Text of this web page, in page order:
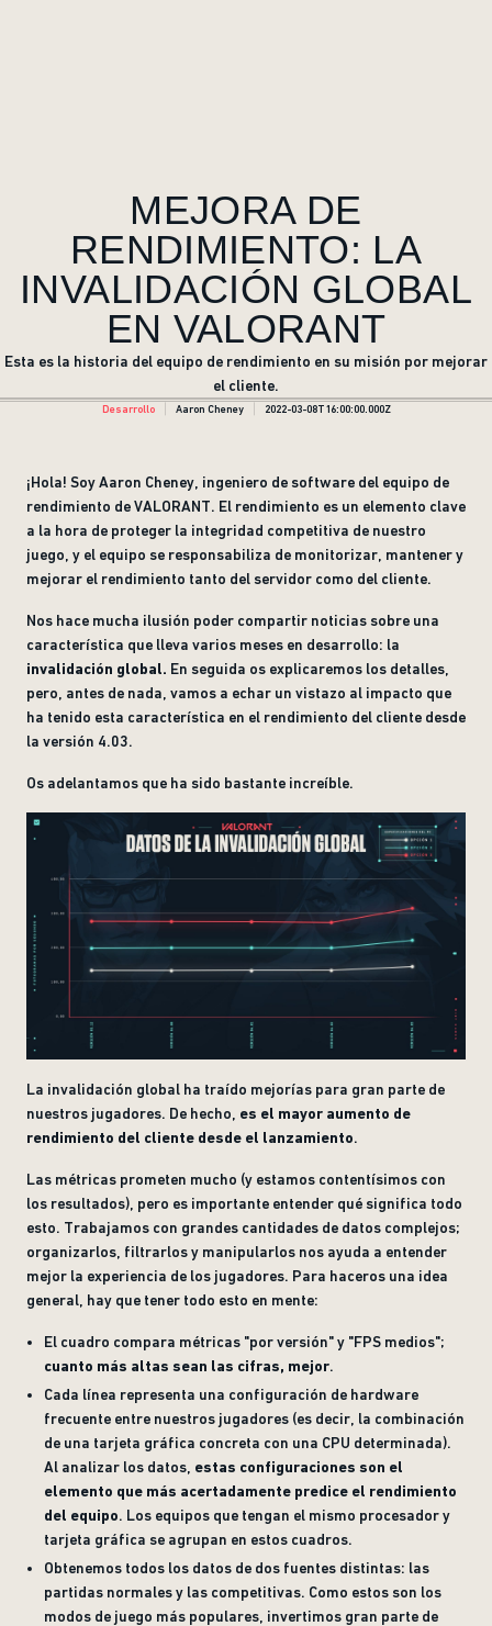
MEJORA DE
RENDIMIENTO: LA
INVALIDACIÓN GLOBAL
EN VALORANT
Esta es la historia del equipo de rendimiento en su misión por mejorar
el cliente.
Desarrollo Aaron Cheney 2022-03-08T16:00:00.000Z
¡Hola! Soy Aaron Cheney, ingeniero de software del equipo de
rendimiento de VALORANT. El rendimiento es un elemento clave
a la hora de proteger la integridad competitiva de nuestro
juego, y el equipo se responsabiliza de monitorizar, mantener y
mejorar el rendimiento tanto del servidor como del cliente.
Nos hace mucha ilusión poder compartir noticias sobre una
característica que lleva varios meses en desarrollo: la
invalidación global. En seguida os explicaremos los detalles,
pero, antes de nada, vamos a echar un vistazo al impacto que
ha tenido esta característica en el rendimiento del cliente desde
la versión 4.03.
Os adelantamos que ha sido bastante increíble.
La invalidación global ha traído mejorías para gran parte de
nuestros jugadores. De hecho, es el mayor aumento de
rendimiento del cliente desde el lanzamiento.
Las métricas prometen mucho (y estamos contentísimos con
los resultados), pero es importante entender qué significa todo
esto. Trabajamos con grandes cantidades de datos complejos;
organizarlos, filtrarlos y manipularlos nos ayuda a entender
mejor la experiencia de los jugadores. Para haceros una idea
general, hay que tener todo esto en mente:
El cuadro compara métricas "por versión" y "FPS medios";
cuanto más altas sean las cifras, mejor.
Cada línea representa una configuración de hardware
frecuente entre nuestros jugadores (es decir, la combinación
de una tarjeta gráfica concreta con una CPU determinada).
Al analizar los datos, estas configuraciones son el
elemento que más acertadamente predice el rendimiento
del equipo. Los equipos que tengan el mismo procesador y
tarjeta gráfica se agrupan en estos cuadros.
Obtenemos todos los datos de dos fuentes distintas: las
partidas normales y las competitivas. Como estos son los
modos de juego más populares, invertimos gran parte de